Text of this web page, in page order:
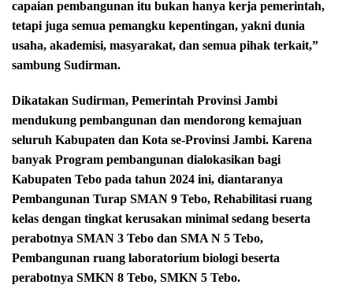
capaian pembangunan itu bukan hanya kerja pemerintah,
tetapi juga semua pemangku kepentingan, yakni dunia
usaha, akademisi, masyarakat, dan semua pihak terkait,”
sambung Sudirman.
Dikatakan Sudirman, Pemerintah Provinsi Jambi
mendukung pembangunan dan mendorong kemajuan
seluruh Kabupaten dan Kota se-Provinsi Jambi. Karena
banyak Program pembangunan dialokasikan bagi
Kabupaten Tebo pada tahun 2024 ini, diantaranya
Pembangunan Turap SMAN 9 Tebo, Rehabilitasi ruang
kelas dengan tingkat kerusakan minimal sedang beserta
perabotnya SMAN 3 Tebo dan SMA N 5 Tebo,
Pembangunan ruang laboratorium biologi beserta
perabotnya SMKN 8 Tebo, SMKN 5 Tebo.